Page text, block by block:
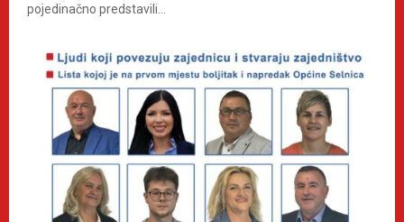
pojedinačno predstavili...